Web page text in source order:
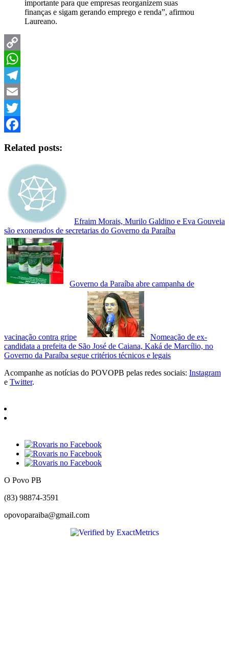
importante para que empresas reorganizem suas
finanças e sigam gerando emprego e renda”, afirmou
Laureano.
Copy
Link
WhatsApp
Telegram
Email
Twitter
Related posts:
Efraim Morais, Murilo Galdino e Eva Gouveia
são exonerados de secretarias do Governo da Paraíba
Governo da Paraíba abre campanha de
vacinação contra gripe
Nomeação de ex-
candidata a prefeita de São José de Caiana, Kaká de Marcílio, no
Governo da Paraíba segue critérios técnicos e legais
Acompanhe as notícias do POVOPB pelas redes sociais: Instagram
e Twitter.
O Povo PB
(83) 98874-3591
opovoparaiba@gmail.com